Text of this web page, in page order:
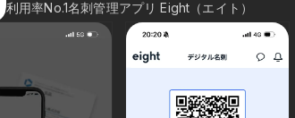
利用率No.1名刺管理アプリ Eight（エイト）